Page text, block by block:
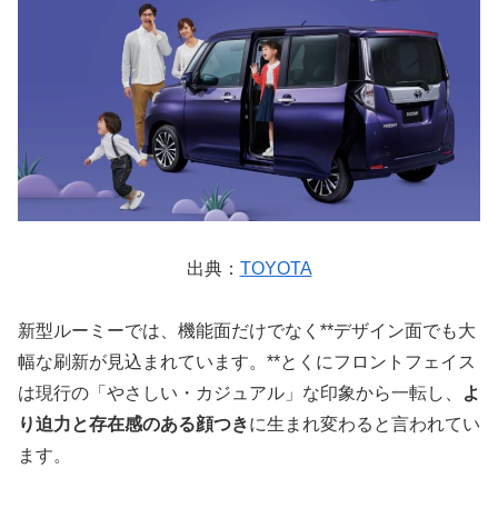
出典： TOYOTA
新型ルーミーでは、機能面だけでなく**デザイン面でも大
幅な刷新が見込まれています。**とくにフロントフェイス
は現行の「やさしい・カジュアル」な印象から一転し、
よ
り迫力と存在感のある顔つきに生まれ変わると言われてい
ます。